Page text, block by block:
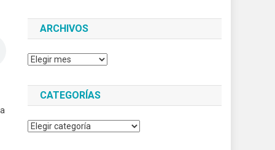
ARCHIVOS
Archivos
CATEGORÍAS
Categorías